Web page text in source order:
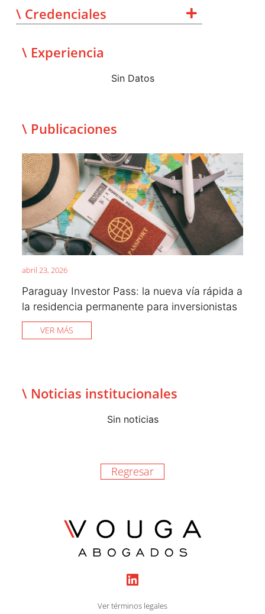
\ Credenciales
\ Experiencia
Sin Datos
\ Publicaciones
abril 23, 2026
Paraguay Investor Pass: la nueva vía rápida a
la residencia permanente para inversionistas
VER MÁS
\ Noticias institucionales
Sin noticias
Regresar
Ver términos legales